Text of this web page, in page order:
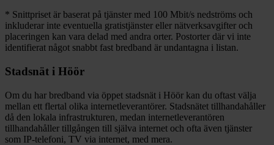
* Snittpriset är baserat på tjänster med 100 Mbit/s nedströms och
inkluderar inte eventuella gratistjänster eller nätverksavgifter och
placeringen kan vara delad med andra orter. Postorter där vi inte
identifierat något snabbt fast bredband är undantagna i listan.
Stadsnät i Höör
Om du har bredband via öppet stadsnät i Höör kan du oftast välja
mellan ett flertal olika internetleverantörer. Stadsnätet tillhandahåller
då den lokala infrastrukturen, medan internetleverantören
tillhandahåller tillgången till själva internet och ofta även tjänster
som IP-telefoni, TV via internet, med mera.